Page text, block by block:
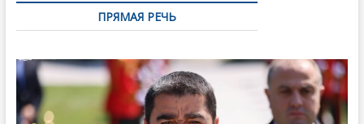
ПРЯМАЯ РЕЧЬ